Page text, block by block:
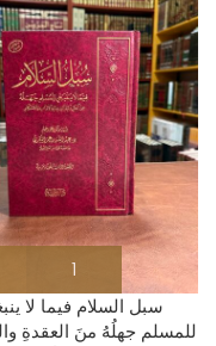
للمسلم جهلُهُ⁩ منَ